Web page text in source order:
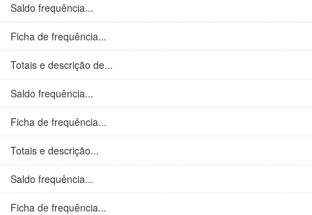
Saldo frequência...
Ficha de frequência...
Totais e descrição de...
Saldo frequência...
Ficha de frequência...
Totais e descrição...
Saldo frequência...
Ficha de frequência...